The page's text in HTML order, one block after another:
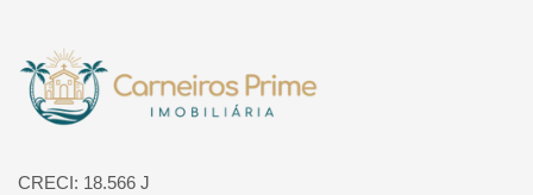
Página inicial
CRECI: 18.566 J